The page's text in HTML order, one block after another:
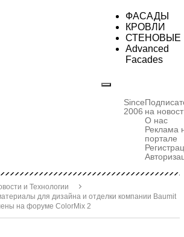
ФАСАДЫ
КРОВЛИ
СТЕНОВЫЕ
Advanced
Facades
Since
2006 на
О нас
Реклама
портале
и Технологии
для дизайна и отделки компании Baumit
на форуме ColorMix 2